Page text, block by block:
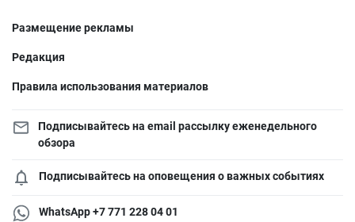
Размещение рекламы
Редакция
Правила использования материалов
Подписывайтесь на email рассылку еженедельного
обзора
Подписывайтесь на оповещения о важных событиях
WhatsApp +7 771 228 04 01